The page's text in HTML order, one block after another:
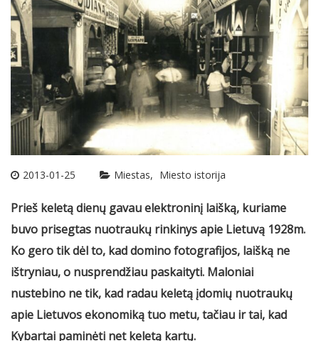
2013-01-25 Miestas Miesto istorija
Prieš keletą dienų gavau elektroninį laišką, kuriame
buvo prisegtas nuotraukų rinkinys apie Lietuvą 1928m.
Ko gero tik dėl to, kad domino fotografijos, laišką ne
ištryniau, o nusprendžiau paskaityti. Maloniai
nustebino ne tik, kad radau keletą įdomių nuotraukų
apie Lietuvos ekonomiką tuo metu, tačiau ir tai, kad
Kybartai paminėti net keletą kartų.